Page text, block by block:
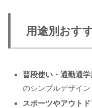
用途別おす
普段使い・通勤通学
のシンプルデザイン
スポーツやアウトド